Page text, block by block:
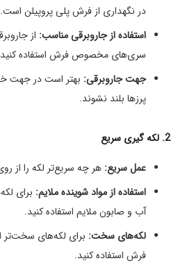
در نگهداری از فرش پلی پروپیلن است.
استفاده از جاروبرقی مناسب: از
سری‌های مخصوص فرش استفاده
جهت جاروبرقی: بهتر است در جهت
پرزها بلند نشوند.
2. لکه گیری سریع
عمل سریع: هر چه سریع‌تر لکه را از
استفاده از مواد شوینده ملایم: برای
آب و صابون ملایم استفاده کنید.
لکه‌های سخت: برای لکه‌های
فرش استفاده کنید.